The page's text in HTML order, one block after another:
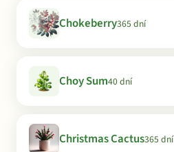
Chokeberry365 dní
Choy Sum40 dní
Christmas Cactus365 dní